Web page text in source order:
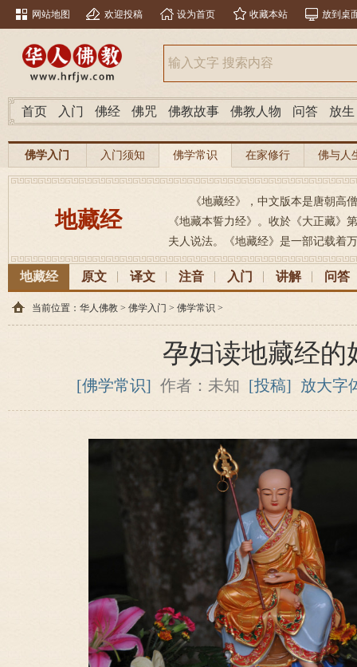
网站地图 欢迎投稿 设为首页 收藏本站 放到桌
首页 入门 佛经 佛咒 佛教故事 佛教人物 问答 放生
佛学入门 入门须知 佛学常识 在家修行 佛与人
地藏经
《地藏经》，中文版本是唐朝高
《地藏本誓力经》。收於《大正藏》
夫人说法。《地藏经》是一部记载着
地藏经 原文 译文 注音 入门 讲解 问答
当前位置： 华人佛教 > 佛学入门 > 佛学常识 >
孕妇读地藏经的
[佛学常识] 作者：未知 [投稿] 放大字